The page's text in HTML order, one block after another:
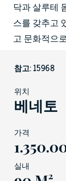
닥과 살루테
스를 갖추고
고 문화적으
참고: 15968
위치
베네토
가격
실내